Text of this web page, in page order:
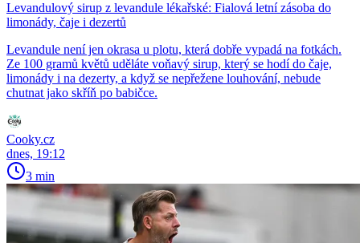
Levandulový sirup z levandule lékařské: Fialová letní zásoba do
limonády, čaje i dezertů
Levandule není jen okrasa u plotu, která dobře vypadá na fotkách.
Ze 100 gramů květů uděláte voňavý sirup, který se hodí do čaje,
limonády i na dezerty, a když se nepřežene louhování, nebude
chutnat jako skříň po babičce.
Cooky.cz
dnes, 19:12
3 min